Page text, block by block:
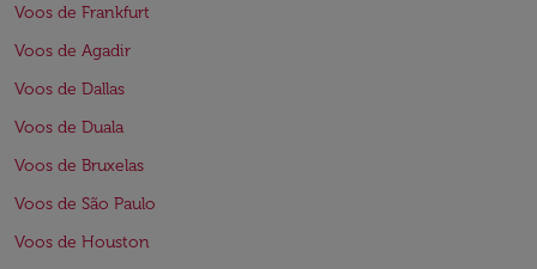
Voos de Frankfurt
Voos de Agadir
Voos de Dallas
Voos de Duala
Voos de Bruxelas
Voos de São Paulo
Voos de Houston